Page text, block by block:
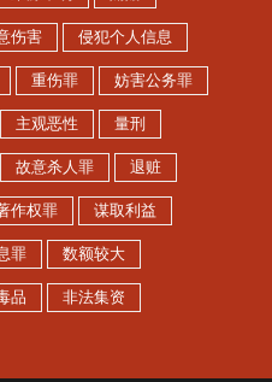
伤害 侵犯个人信息
重伤罪 妨害公务罪
主观恶性 量刑
故意杀人罪 退赃
作权罪 谋取利益
罪 数额较大
品 非法集资